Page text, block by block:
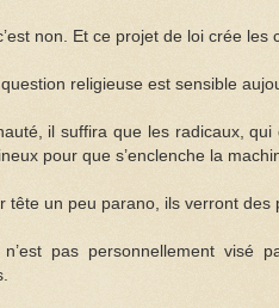
non. Et ce projet de loi crée
religieuse est sensible
il suffira que les radicaux,
pour que s’enclenche la
tête un peu parano, ils verront des
pas personnellement visé